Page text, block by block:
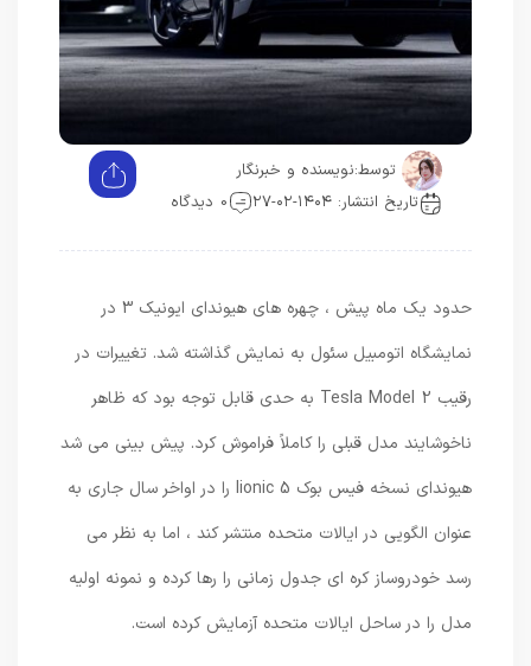
توسط: نویسنده و خبرنگار
تاریخ انتشار: ۱۴۰۴-۰۲-۲۷
0 دیدگاه
حدود یک ماه پیش ، چهره های هیوندای ایونیک 3 در
نمایشگاه اتومبیل سئول به نمایش گذاشته شد. تغییرات در
رقیب Tesla Model 2 به حدی قابل توجه بود که ظاهر
ناخوشایند مدل قبلی را کاملاً فراموش کرد. پیش بینی می شد
هیوندای نسخه فیس بوک Iionic 5 را در اواخر سال جاری به
عنوان الگویی در ایالات متحده منتشر کند ، اما به نظر می
رسد خودروساز کره ای جدول زمانی را رها کرده و نمونه اولیه
مدل را در ساحل ایالات متحده آزمایش کرده است.